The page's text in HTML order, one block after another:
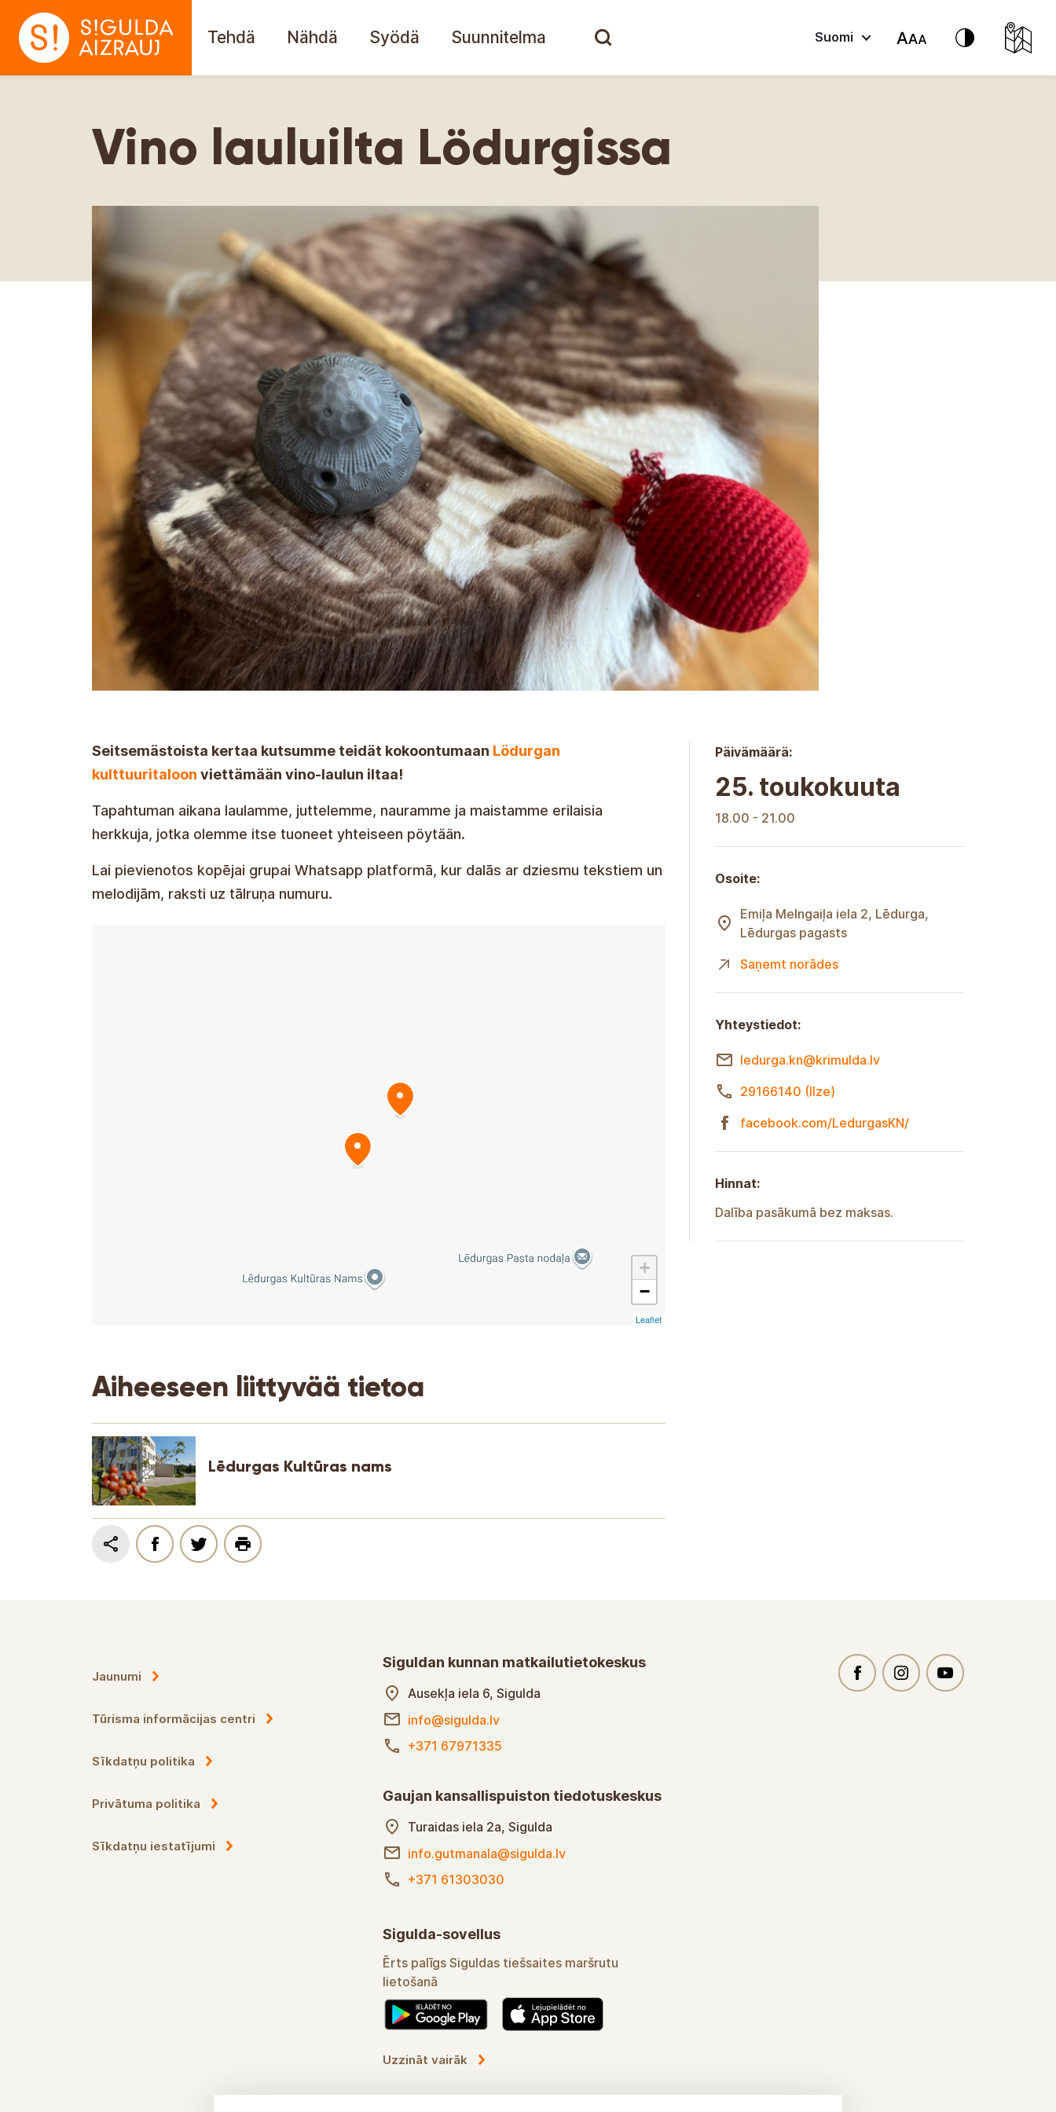
Tehdä Nähdä Syödä Suunnitelma Suomi
Vino lauluilta Lödurgissa
Seitsemästoista kertaa kutsumme teidät kokoontumaan Lödurgan
kulttuuritaloon viettämään vino-laulun iltaa!
Tapahtuman aikana laulamme, juttelemme, nauramme ja maistamme erilaisia
herkkuja, jotka olemme itse tuoneet yhteiseen pöytään.
Liittyäksesi WhatsApp-alustan ryhmään, jossa jaetaan laulujen sanoituksia ja
melodioita, kirjoita puhelinnumeroon.
+
−
Esite
Aiheeseen liittyvää tietoa
Lödurgan kulttuuritalo
Päivämäärä:
25. toukokuuta
18.00 - 21.00
Osoite:
Emiļa Melngaiļa -katu 2, Lēdurga,
Lēdurgan seurakunta
Hanki ohjeet
Yhteystiedot:
ledurga.kn@krimulda.lv
29166140 (Ilze)
facebook.com/LedurgasKN/
Hinnat:
Tapahtumaan osallistuminen on
Uutinen
Matkailuneuvontakeskukset
Evästepolitiikka
Tietosuojakäytäntö
Evästeasetukset
Siguldan kunnan matkailutietokeskus
Ausekla-katu 6, Sigulda
info@sigulda.lv
+371 67971335
Gaujan kansallispuiston tiedotuskeskus
Turaidas iela 2a, Sigulda
info.gutmanala@sigulda.lv
+371 61303030
Sigulda-sovellus
Ērts palīgs Siguldas tiešsaites maršrutu
lietošanā
Uzzināt vairāk